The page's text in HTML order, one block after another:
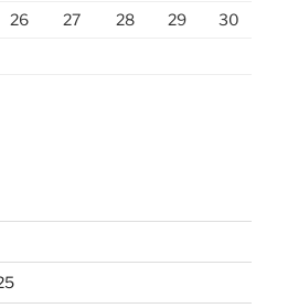
26 27 28 29
30